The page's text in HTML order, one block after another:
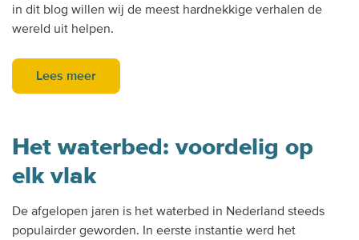
in dit blog willen wij de meest hardnekkige verhalen de
wereld uit helpen.
Lees meer
Het waterbed: voordelig op
elk vlak
De afgelopen jaren is het waterbed in Nederland steeds
populairder geworden. In eerste instantie werd het